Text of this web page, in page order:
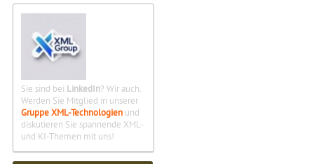
Sie sind bei LinkedIn? Wir auch.
Werden Sie Mitglied in unserer
Gruppe XML-Technologien und
diskutieren Sie spannende XML-
und KI-Themen mit uns!